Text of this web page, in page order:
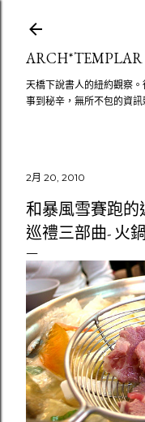
天橋下說書人的紐約觀察
事到秘辛，無所不包的資
2月 20, 2010
和暴風雪賽跑的
巡禮三部曲- 火